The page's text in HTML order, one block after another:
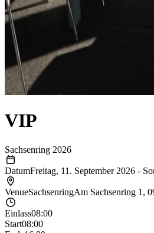
VIP
Sachsenring 2026
DatumFreitag, 11. September 2026 -
VenueSachsenringAm Sachsenring 1,
Einlass08:00
Start08:00